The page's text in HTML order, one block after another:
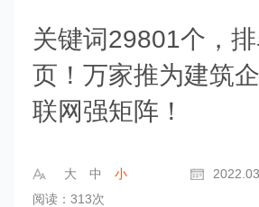
关键词29801个，
页！万家推为建筑
联网强矩阵！
大 中 小
阅读：313次